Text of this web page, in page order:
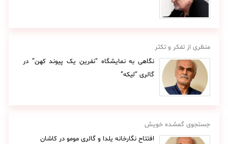
منظری از تفکر و تکثر
نگاهی به نمایشگاه “نفرین یک پیوند کهن” در
گالری “لیکه”
جستجوی گمشده خویش
افتتاح نگارخانه یلدا و گالری مومو در کاشان